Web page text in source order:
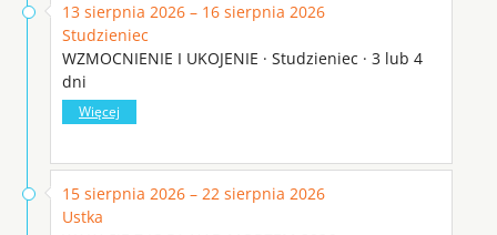
13 sierpnia 2026 – 16 sierpnia 2026
Studzieniec
WZMOCNIENIE I UKOJENIE · Studzieniec · 3 lub 4
dni
Więcej
15 sierpnia 2026 – 22 sierpnia 2026
Ustka